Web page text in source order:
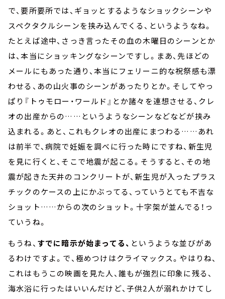
で、要所要所では、ギョッとするようなショックシーンや
スペクタクルシーンを挟み込んでくる、というようなね。
たとえば途中、さっき言ったその血の木曜日のシーンとか
は、本当にショッキングなシーンですし。まあ、先ほどの
メールにもあった通り、本当にフェリーニ的な祝祭感も漂
わせる、あの山火事のシーンがあったりとか。そしてやっ
ぱり『トゥモロー・ワールド』とか諸々を連想させる、クレ
オの出産からの……というようなシーンなどなどが挟み
込まれる。あと、これもクレオの出産にまつわる……あれ
は前半で、病院で妊娠を調べに行った時にですね、新生児
を見に行くと、そこで地震が起こる。そうすると、その地
震が起きた天井のコンクリートが、新生児が入ったプラス
チックのケースの上にかぶってる、っていうとても不吉な
ショット……からの次のショット。十字架が並んでる！っ
ていうね。
もうね、 すでに暗示が始まってる、 というような並びがあ
るわけですよ。で、極めつけはクライマックス。やはりね、
これはもうこの映画を見た人、誰もが強烈に印象に残る、
海水浴に行ったはいいんだけど、子供2人が溺れかけてし